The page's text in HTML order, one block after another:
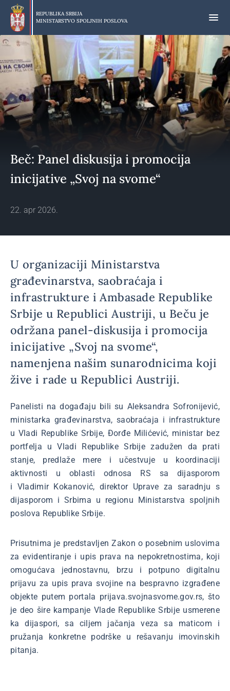
Preskoči
glavni
deo
sadržaja
REPUBLIKA SRBIJA
MINISTARSTVO SPOLJNIH POSLOVA
Beč: Panel diskusija i promocija
inicijative „Svoj na svome“
22. apr 2026.
U organizaciji Ministarstva
građevinarstva, saobraćaja i
infrastrukture i Ambasade Republike
Srbije u Republici Austriji, u Beču je
održana panel-diskusija i promocija
inicijative „Svoj na svome“,
namenjena našim sunarodnicima koji
žive i rade u Republici Austriji.
Panelisti na događaju bili su Aleksandra Sofronijević,
ministarka građevinarstva, saobraćaja i infrastrukture
u Vladi Republike Srbije, Đorđe Milićević, ministar bez
portfelja u Vladi Republike Srbije zadužen da prati
stanje, predlaže mere i učestvuje u koordinaciji
aktivnosti u oblasti odnosa RS sa dijasporom
i Vladimir Kokanović, direktor Uprave za saradnju s
dijasporom i Srbima u regionu Ministarstva spoljnih
poslova Republike Srbije.
Prisutnima je predstavljen Zakon o posebnim uslovima
za evidentiranje i upis prava na nepokretnostima, koji
omogućava jednostavnu, brzu i potpuno digitalnu
prijavu za upis prava svojine na bespravno izgrađene
objekte putem portala prijava.svojnasvome.gov.rs, što
je deo šire kampanje Vlade Republike Srbije usmerene
ka dijaspori, sa ciljem jačanja veza sa maticom i
pružanja konkretne podrške u rešavanju imovinskih
pitanja.